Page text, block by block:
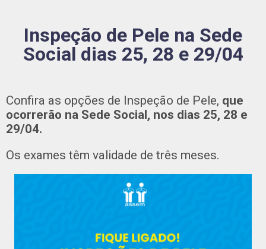
Inspeção de Pele na Sede
Social dias 25, 28 e 29/04
Confira as opções de Inspeção de Pele, que
ocorrerão na Sede Social, nos dias 25, 28 e
29/04.
Os exames têm validade de três meses.